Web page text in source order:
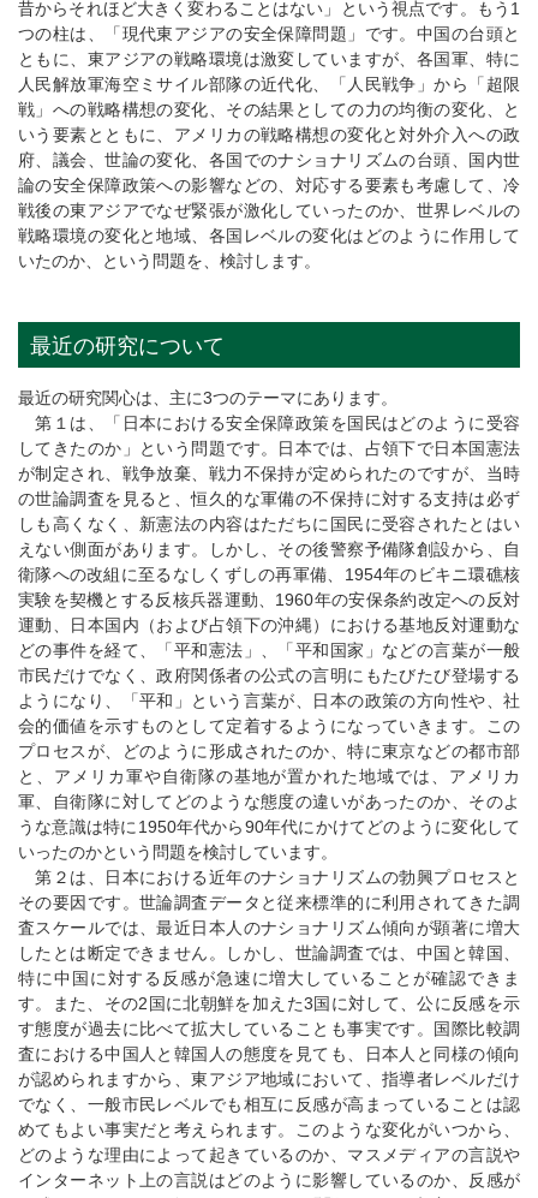
昔からそれほど大きく変わることはない」という視点です。もう1
つの柱は、「現代東アジアの安全保障問題」です。中国の台頭と
ともに、東アジアの戦略環境は激変していますが、各国軍、特に
人民解放軍海空ミサイル部隊の近代化、「人民戦争」から「超限
戦」への戦略構想の変化、その結果としての力の均衡の変化、と
いう要素とともに、アメリカの戦略構想の変化と対外介入への政
府、議会、世論の変化、各国でのナショナリズムの台頭、国内世
論の安全保障政策への影響などの、対応する要素も考慮して、冷
戦後の東アジアでなぜ緊張が激化していったのか、世界レベルの
戦略環境の変化と地域、各国レベルの変化はどのように作用して
いたのか、という問題を、検討します。
最近の研究について
最近の研究関心は、主に3つのテーマにあります。
第１は、「日本における安全保障政策を国民はどのように受容
してきたのか」という問題です。日本では、占領下で日本国憲法
が制定され、戦争放棄、戦力不保持が定められたのですが、当時
の世論調査を見ると、恒久的な軍備の不保持に対する支持は必ず
しも高くなく、新憲法の内容はただちに国民に受容されたとはい
えない側面があります。しかし、その後警察予備隊創設から、自
衛隊への改組に至るなしくずしの再軍備、1954年のビキニ環礁核
実験を契機とする反核兵器運動、1960年の安保条約改定への反対
運動、日本国内（および占領下の沖縄）における基地反対運動な
どの事件を経て、「平和憲法」、「平和国家」などの言葉が一般
市民だけでなく、政府関係者の公式の言明にもたびたび登場する
ようになり、「平和」という言葉が、日本の政策の方向性や、社
会的価値を示すものとして定着するようになっていきます。この
プロセスが、どのように形成されたのか、特に東京などの都市部
と、アメリカ軍や自衛隊の基地が置かれた地域では、アメリカ
軍、自衛隊に対してどのような態度の違いがあったのか、そのよ
うな意識は特に1950年代から90年代にかけてどのように変化して
いったのかという問題を検討しています。
第２は、日本における近年のナショナリズムの勃興プロセスと
その要因です。世論調査データと従来標準的に利用されてきた調
査スケールでは、最近日本人のナショナリズム傾向が顕著に増大
したとは断定できません。しかし、世論調査では、中国と韓国、
特に中国に対する反感が急速に増大していることが確認できま
す。また、その2国に北朝鮮を加えた3国に対して、公に反感を示
す態度が過去に比べて拡大していることも事実です。国際比較調
査における中国人と韓国人の態度を見ても、日本人と同様の傾向
が認められますから、東アジア地域において、指導者レベルだけ
でなく、一般市民レベルでも相互に反感が高まっていることは認
めてもよい事実だと考えられます。このような変化がいつから、
どのような理由によって起きているのか、マスメディアの言説や
インターネット上の言説はどのように影響しているのか、反感が